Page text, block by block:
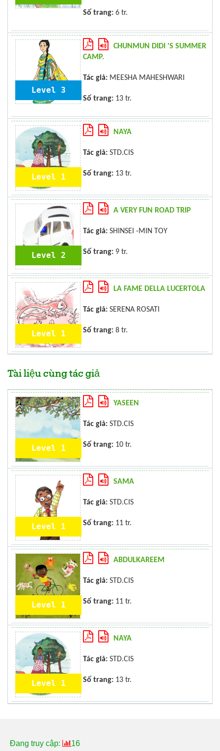
Số trang: 6 tr.
Level 3
CHUNMUN DIDI 'S SUMMER
CAMP.
Tác giả: MEESHA MAHESHWARI
Số trang: 13 tr.
Level 1
NAYA
Tác giả: STD.CIS
Số trang: 13 tr.
Level 2
A VERY FUN ROAD TRIP
Tác giả: SHINSEI -MIN TOY
Số trang: 9 tr.
Level 1
LA FAME DELLA LUCERTOLA
Tác giả: SERENA ROSATI
Số trang: 8 tr.
Tài liệu cùng tác giả
Level 1
YASEEN
Tác giả: STD.CIS
Số trang: 10 tr.
Level 1
SAMA
Tác giả: STD.CIS
Số trang: 11 tr.
Level 1
ABDULKAREEM
Tác giả: STD.CIS
Số trang: 11 tr.
Level 1
NAYA
Tác giả: STD.CIS
Số trang: 13 tr.
Đang truy cập: 16